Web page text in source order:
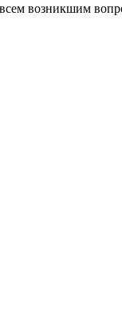
возникшим